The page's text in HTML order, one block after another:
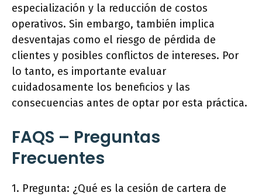
especialización y la reducción de costos
operativos. Sin embargo, también implica
desventajas como el riesgo de pérdida de
clientes y posibles conflictos de intereses. Por
lo tanto, es importante evaluar
cuidadosamente los beneficios y las
consecuencias antes de optar por esta práctica.
FAQS – Preguntas
Frecuentes
1. Pregunta: ¿Qué es la cesión de cartera de